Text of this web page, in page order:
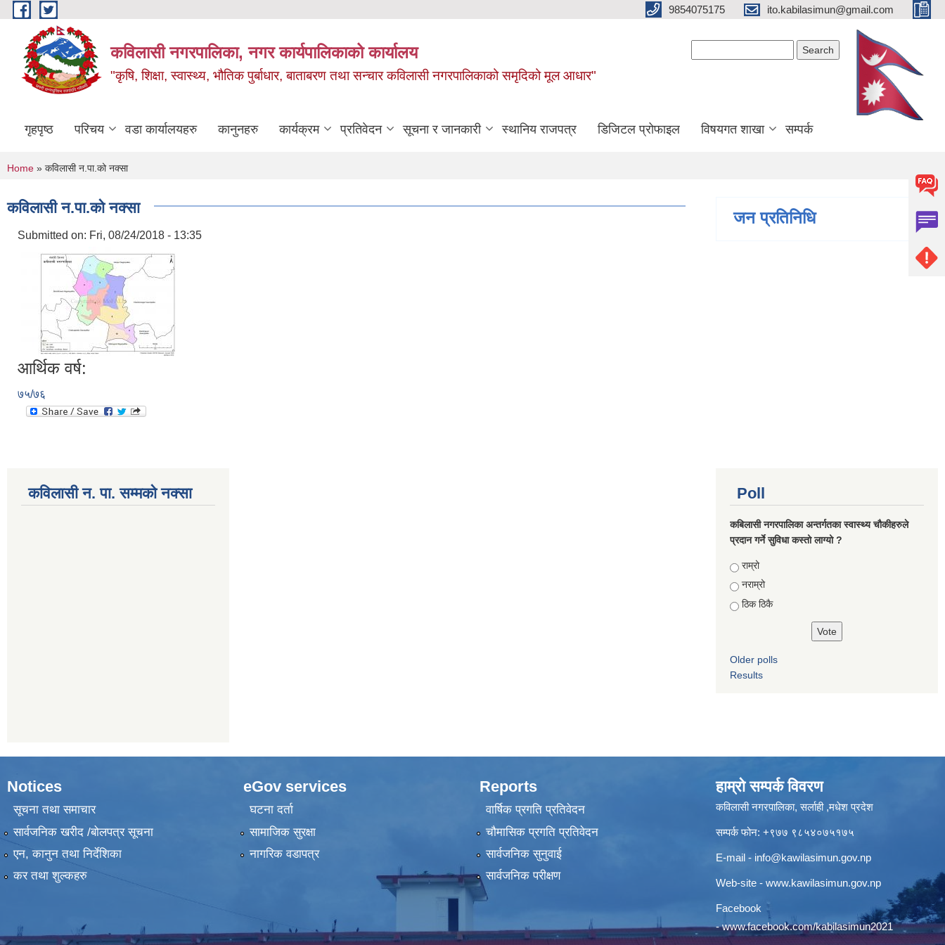
Skip to main content 9854075175 ito.kabilasimun@gmail.com
कविलासी नगरपालिका, नगर कार्यपालिकाको कार्यालय
"कृषि, शिक्षा, स्वास्थ्य, भौतिक पुर्बाधार, बाताबरण तथा सन्चार कविलासी नगरपालिकाको समृदिको मूल आधार"
गृहपृष्ठ परिचय वडा कार्यालयहरु कानुनहरु कार्यक्रम प्रतिवेदन सूचना र जानकारी स्थानिय राजपत्र डिजिटल प्रोफाइल विषयगत शाखा सम्पर्क
You are here
Home » कविलासी न.पा.को नक्सा
कविलासी न.पा.को नक्सा
Submitted on: Fri, 08/24/2018 - 13:35
आर्थिक वर्ष:
७५/७६
जन प्रतिनिधि
कविलासी न. पा. सम्मकाे नक्सा Poll
कबिलासी नगरपालिका अन्तर्गतका स्वास्थ्य चौकीहरुले
प्रदान गर्ने सुविधा कस्तो लाग्यो ?
Choices
राम्रो
नराम्रो
ठिक ठिकै
Older polls
Results
Notices
सूचना तथा समाचार
सार्वजनिक खरीद /बोलपत्र सूचना
एन, कानुन तथा निर्देशिका
कर तथा शुल्कहरु
eGov services
घटना दर्ता
सामाजिक सुरक्षा
नागरिक वडापत्र
Reports
वार्षिक प्रगति प्रतिवेदन
चौमासिक प्रगति प्रतिवेदन
सार्वजनिक सुनुवाई
सार्वजनिक परीक्षण
हाम्रो सम्पर्क विवरण
कविलासी नगरपालिका, सर्लाही ,मधेश प्रदेश
सम्पर्क फोन: +९७७ ९८५४०७५१७५
E-mail - info@kawilasimun.gov.np
Web-site - www.kawilasimun.gov.np
Facebook
-www.facebook.com/kabilasimun2021